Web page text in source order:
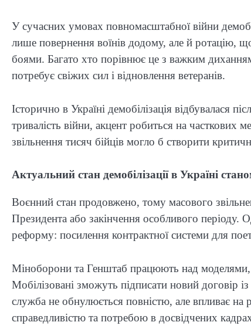
У сучасних умовах повномасштабної війни
лише повернення воїнів додому, але й ротацію,
боями. Багато хто порівнює це з важким
потребує свіжих сил і відновлення ветеранів.
Історично в Україні демобілізація відбувалася
тривалість війни, акцент робиться на
звільнення тисяч бійців могло б створити
Актуальний стан демобілізації в Україні
Воєнний стан продовжено, тому масового
Президента або закінчення особливого
реформу: посилення контрактної системи для
Міноборони та Генштаб працюють над моделями,
Мобілізовані зможуть підписати новий договір
служба не обнулюється повністю, але впливає на
справедливістю та потребою в досвідчених